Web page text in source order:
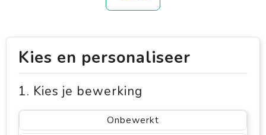
Kies en personaliseer
1. Kies je bewerking
Onbewerkt